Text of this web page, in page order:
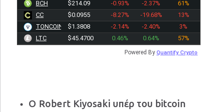
BCH $214.09 -0.93% -2.37%
61%
CC
$0.0955 -8.27% -19.68%
13%
TONCOIN
$1.3808 -2.14% -2.40%
3%
LTC
$45.4700 0.46% 0.64% 57%
Powered By Quantify Crypto
Ο Robert Kiyosaki υπέρ του bitcoin